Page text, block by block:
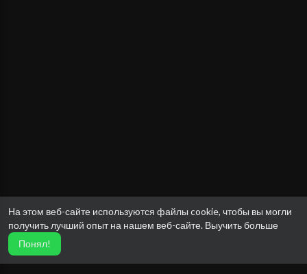
На этом веб-сайте используются файлы cookie, чтобы вы могли
получить лучший опыт на нашем веб-сайте. Выучить больше
Понял!